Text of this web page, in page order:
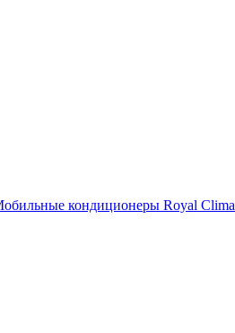
кондиционеры Royal Clima